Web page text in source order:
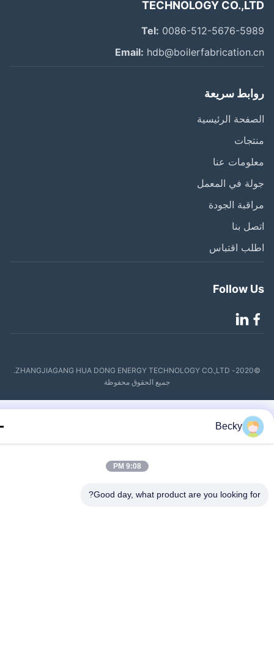
TECHNOLOGY
Tel:0086-512-5676-
Email:
سريعة
الرئيسية
عنا
في المعمل
الجودة
بنا
اقتباس
Follow
©2020- ZHANGJIAGANG HUA DONG ENERGY TECHNOLOGY CO.,LTD.
جميع الحقوق محفوظة
Becky
9:08 PM
Good day, what product are you looking